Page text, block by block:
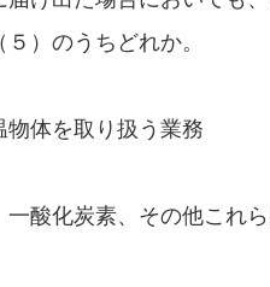
）のうちどれか。
体を取り扱う業務
酸化炭素、その他これ